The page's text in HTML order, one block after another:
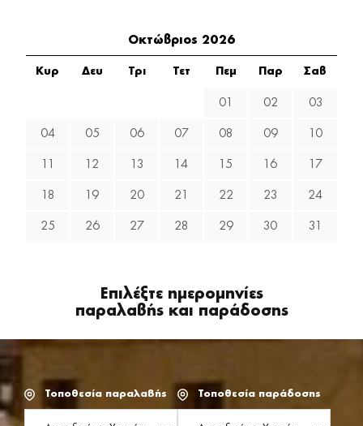
Οκτώβριος 2026
Κυρ Δευ Τρι Τετ Πεμ Παρ Σαβ
01 02 03
04 05 06 07 08 09 10
12 13 14 15 16 17
18 19 20 21 22 23 24
25 26 27 28 29 30 31
Επιλέξτε ημερομηνίες
παραλαβής και παράδοσης
Τοποθεσία παραλαβής Τοποθεσία παράδοσης